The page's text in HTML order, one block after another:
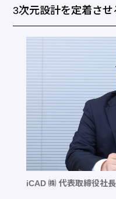
3次元設計を定着さ
iCAD ㈱ 代表取締役社